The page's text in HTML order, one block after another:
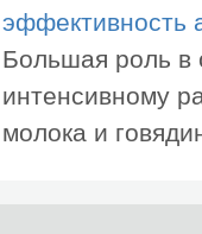
эффективность
Большая роль в
интенсивному
молока и